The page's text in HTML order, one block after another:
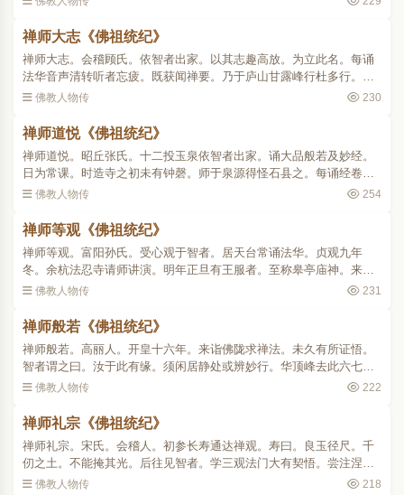
禅师大志《佛祖统纪》
禅师大志。会稽顾氏。依智者出家。以其志趣高放。为立此名。每诵
法华音声清转听者忘疲。既获闻禅要。乃于庐山甘露峰行杜多行。投
身猛虎虎辄避去。山粒或绝终日忘餐。或得饼果继命而已。如是七
佛教人物传 230
禅师道悦《佛祖统纪》
禅师道悦。昭丘张氏。十二投玉泉依智者出家。诵大品般若及妙经。
日为常课。时造寺之初未有钟磬。师于泉源得怪石县之。每诵经卷通
辄扣下。声韵清彻闻者肃然。幽冥之徒屡获祥感。偶患水胀腹急如
佛教人物传 254
禅师等观《佛祖统纪》
禅师等观。富阳孙氏。受心观于智者。居天台常诵法华。贞观九年
冬。余杭法忍寺请师讲演。明年正旦有王服者。至称皋亭庙神。来谒
师曰。禅师昨过庙廷。适弟子巡游不及奉迎。今故远来专求戒法。师
佛教人物传 231
禅师般若《佛祖统纪》
禅师般若。高丽人。开皇十六年。来诣佛陇求禅法。未久有所证悟。
智者谓之曰。汝于此有缘。须闲居静处或辨妙行。华顶峰去此六七
里。是吾昔日头陀之所。住彼进道必有深益。师即遵奉明诲。宴坐十
佛教人物传 222
禅师礼宗《佛祖统纪》
禅师礼宗。宋氏。会稽人。初参长寿通达禅观。寿曰。良玉径尺。千
仞之土。不能掩其光。后往见智者。学三观法门大有契悟。尝注涅槃
经疏为时所重。景龙三年 (唐中宗)御史凭忠忽暴亡。有二童子领师庭
佛教人物传 218